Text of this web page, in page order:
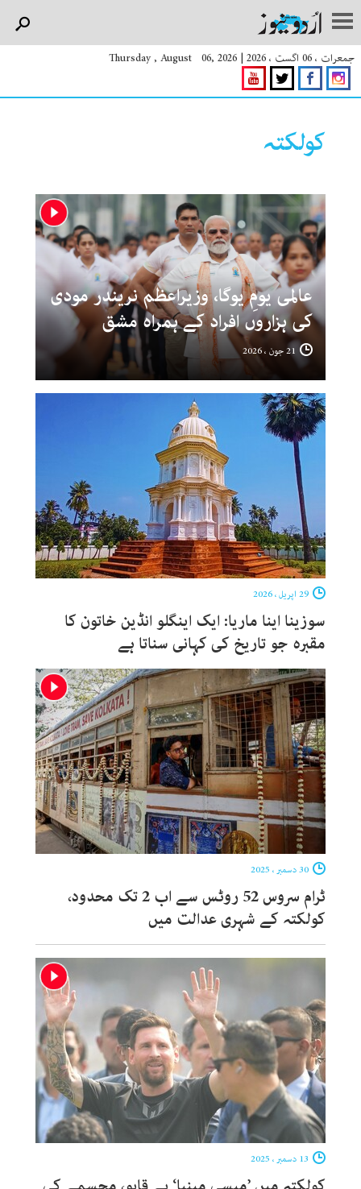
جمعرات ، 06 اگست ، 2026 |
Thursday , August 06, 2026
کولکتہ
عالمی یومِ یوگا، وزیراعظم نریندر مودی
کی ہزاروں افراد کے ہمراہ مشق
سوزینا اینا ماریا: ایک اینگلو انڈین خاتون کا
مقبرہ جو تاریخ کی کہانی سناتا ہے
ٹرام سروس 52 روٹس سے اب 2 تک محدود،
کولکتہ کے شہری عدالت میں